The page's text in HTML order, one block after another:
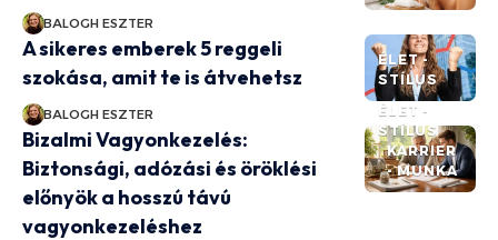
BALOGH ESZTER
ÉLET -
STÍLUS
A sikeres emberek 5 reggeli
szokása, amit te is átvehetsz
BALOGH ESZTER
ÉLET -
STÍLUS
KARRIER
- MUNKA
Bizalmi Vagyonkezelés:
Biztonsági, adózási és öröklési
előnyök a hosszú távú
vagyonkezeléshez